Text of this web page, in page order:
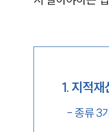
1.지적재
- 종류 3